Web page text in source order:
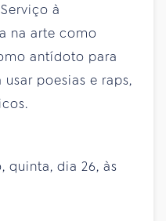
à
na arte como
antídoto para
poesias e raps,
quinta, dia 26, às